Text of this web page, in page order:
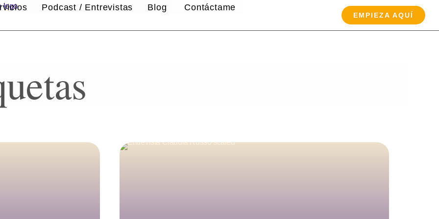
Podcast / Entrevistas Blog Contáctame
EMPIEZA AQUÍ